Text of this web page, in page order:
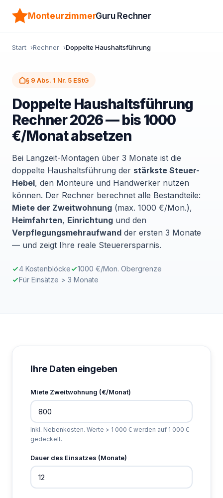
MonteurzimmerGuru Rechner
Start Rechner Doppelte Haushaltsführung
§ 9 Abs. 1 Nr. 5 EStG
Doppelte Haushaltsführung
Rechner 2026 — bis 1000
€/Monat absetzen
Bei Langzeit-Montagen über 3 Monate ist die
doppelte Haushaltsführung der stärkste Steuer-
Hebel, den Monteure und Handwerker nutzen
können. Der Rechner berechnet alle Bestandteile:
Miete der Zweitwohnung (max. 1000 €/Mon.),
Heimfahrten, Einrichtung und den
Verpflegungsmehraufwand der ersten 3 Monate
— und zeigt Ihre reale Steuerersparnis.
4 Kostenblöcke
1000 €/Mon. Obergrenze
Für Einsätze > 3 Monate
Ihre Daten eingeben
Miete Zweitwohnung (€/Monat)
Inkl. Nebenkosten. Werte > 1 000 € werden auf 1 000 €
gedeckelt.
Dauer des Einsatzes (Monate)